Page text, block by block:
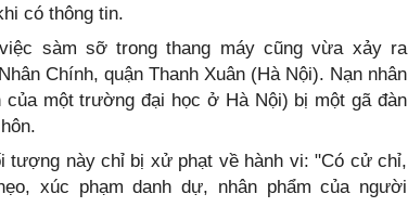
có thông tin.
sàm sỡ trong thang máy cũng vừa xảy ra
Chính, quận Thanh Xuân (Hà Nội). Nạn nhân
một trường đại học ở Hà Nội) bị một gã đàn
tượng này chỉ bị xử phạt về hành vi: "Có cử chỉ,
xúc phạm danh dự, nhân phẩm của người